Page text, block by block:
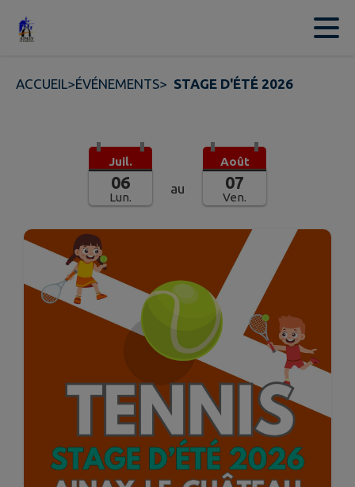
Contenu
ACCUEIL>ÉVÉNEMENTS> STAGE D'ÉTÉ 2026
Juil.
06
Lun.
au
Août
07
Ven.